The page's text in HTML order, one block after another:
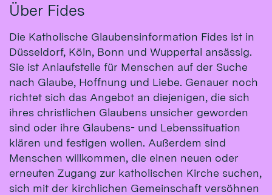
Über Fides
Die Katholische Glaubensinformation Fides ist in
Düsseldorf, Köln, Bonn und Wuppertal ansässig.
Sie ist Anlaufstelle für Menschen auf der Suche
nach Glaube, Hoffnung und Liebe. Genauer noch
richtet sich das Angebot an diejenigen, die sich
ihres christlichen Glaubens unsicher geworden
sind oder ihre Glaubens- und Lebenssituation
klären und festigen wollen. Außerdem sind
Menschen willkommen, die einen neuen oder
erneuten Zugang zur katholischen Kirche suchen,
sich mit der kirchlichen Gemeinschaft versöhnen